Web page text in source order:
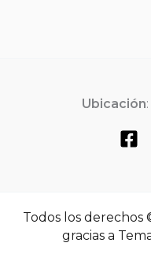
Ubicación
Todos los
gracias a